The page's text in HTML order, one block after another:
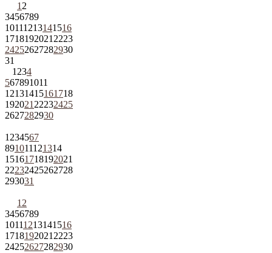
1 2
3456789
10111213141516
1718192021 2223
24252627282930
31
1 234
567891011
12131415161718
192021 22232425
2627282930
1 234567
891011121314
15161718192021
22232425262728
293031
1 2
3456789
10111213141516
1718192021 2223
24252627282930